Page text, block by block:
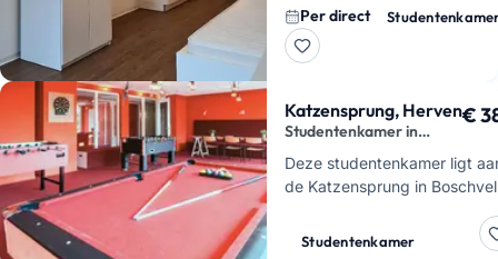
per direct vrij. Je krijgt een
praktische woonplek waar
Per direct
Katzensprung, Herven
Studentenkamer in
Boschveld voor €384
€
Deze studentenkamer ligt
de Katzensprung in
categorie
studentenhuur
.
Studentenkamer